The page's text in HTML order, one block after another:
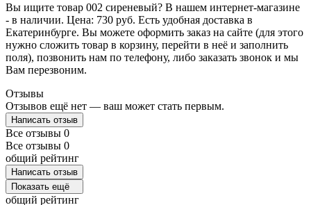
Вы ищите товар 002 сиреневый? В нашем интернет-магазине
- в наличии. Цена: 730 руб. Есть удобная доставка в
Екатеринбурге. Вы можете оформить заказ на сайте (для этого
нужно сложить товар в корзину, перейти в неё и заполнить
поля), позвонить нам по телефону, либо заказать звонок и мы
Вам перезвоним.
Отзывы
Отзывов ещё нет — ваш может стать первым.
Написать отзыв
Все отзывы 0
Все отзывы 0
общий рейтинг
Написать отзыв
Показать ещё
общий рейтинг